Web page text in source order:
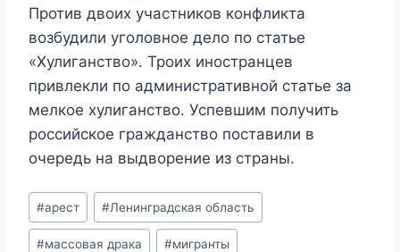
Против двоих участников конфликта
возбудили уголовное дело по статье
«Хулиганство». Троих иностранцев
привлекли по административной статье за
мелкое хулиганство. Успевшим получить
российское гражданство поставили в
очередь на выдворение из страны.
Метки
записи:
#арест #Ленинградская область
#массовая драка #мигранты